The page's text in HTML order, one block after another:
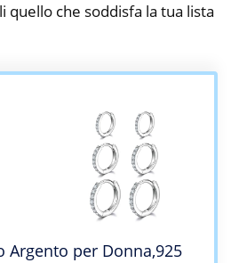
quello che soddisfa la tua lista
Argento per Donna,925